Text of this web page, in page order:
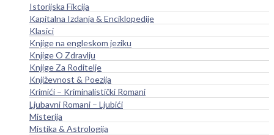
Istorijska Fikcija
Kapitalna Izdanja & Enciklopedije
Klasici
Knjige na engleskom jeziku
Knjige O Zdravlju
Knjige Za Roditelje
Književnost & Poezija
Krimići – Kriminalistički Romani
Ljubavni Romani – Ljubići
Misterija
Mistika & Astrologija